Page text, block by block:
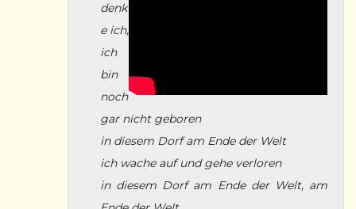
denk
e ich,
ich
bin
noch
gar nicht geboren
in diesem Dorf am Ende der Welt
ich wache auf und gehe verloren
in diesem Dorf am Ende der Welt, am